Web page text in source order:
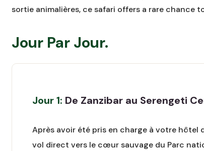
sortie animalières, ce safari offers a rare chance
Jour Par Jour.
Jour 1: De Zanzibar au Serengeti
Après avoir été pris en charge à votre hôtel
vol direct vers le cœur sauvage du Parc